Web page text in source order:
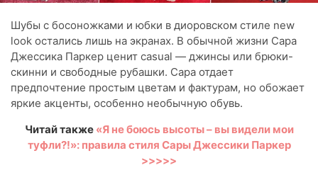
Шубы с босоножками и юбки в диоровском стиле new
look остались лишь на экранах. В обычной жизни Сара
Джессика Паркер ценит casual — джинсы или брюки-
скинни и свободные рубашки. Сара отдает
предпочтение простым цветам и фактурам, но обожает
яркие акценты, особенно необычную обувь.
Читай также «Я не боюсь высоты – вы видели мои
туфли?!»: правила стиля Сары Джессики Паркер
>>>>>